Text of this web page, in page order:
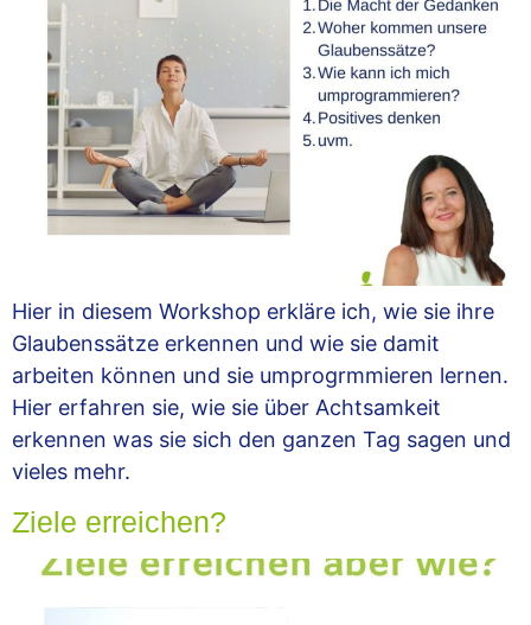
Hier in diesem Workshop erkläre ich, wie sie ihre
Glaubenssätze erkennen und wie sie damit
arbeiten können und sie umprogrmmieren lernen.
Hier erfahren sie, wie sie über Achtsamkeit
erkennen was sie sich den ganzen Tag sagen und
vieles mehr.
Ziele erreichen?